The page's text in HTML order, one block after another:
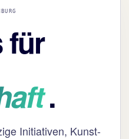
für
.
Initiativen, Kunst-